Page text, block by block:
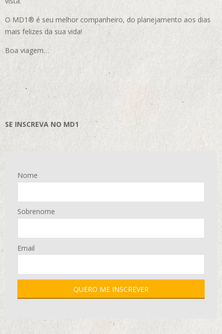
O MD1® é seu melhor companheiro, do planejamento aos dias
mais felizes da sua vida!
Boa viagem…
SE INSCREVA NO MD1
Nome
Sobrenome
Email